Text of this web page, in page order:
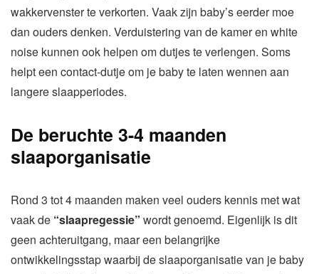
wakkervenster te verkorten. Vaak zijn baby’s eerder moe
dan ouders denken. Verduistering van de kamer en white
noise kunnen ook helpen om dutjes te verlengen. Soms
helpt een contact-dutje om je baby te laten wennen aan
langere slaapperiodes.
De beruchte 3-4 maanden
slaaporganisatie
Rond 3 tot 4 maanden maken veel ouders kennis met wat
vaak de “slaapregessie” wordt genoemd. Eigenlijk is dit
geen achteruitgang, maar een belangrijke
ontwikkelingsstap waarbij de slaaporganisatie van je baby